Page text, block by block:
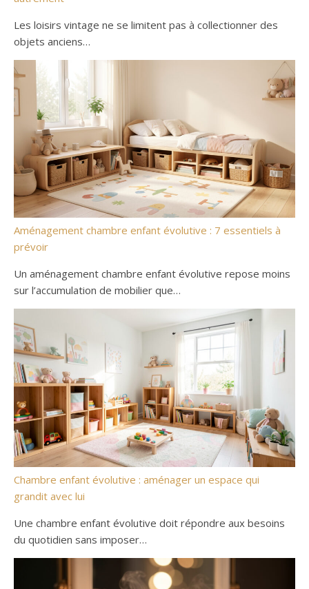
Les loisirs vintage ne se limitent pas à collectionner des
objets anciens…
Aménagement chambre enfant évolutive : 7 essentiels à
prévoir
Un aménagement chambre enfant évolutive repose moins
sur l’accumulation de mobilier que…
Chambre enfant évolutive : aménager un espace qui
grandit avec lui
Une chambre enfant évolutive doit répondre aux besoins
du quotidien sans imposer…